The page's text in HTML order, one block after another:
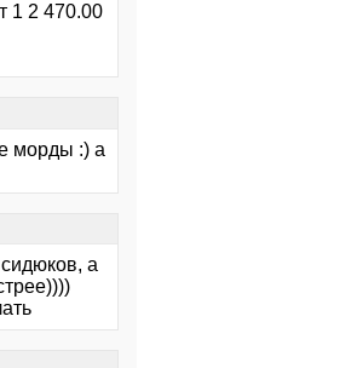
1 2 470.00
морды :) а
а